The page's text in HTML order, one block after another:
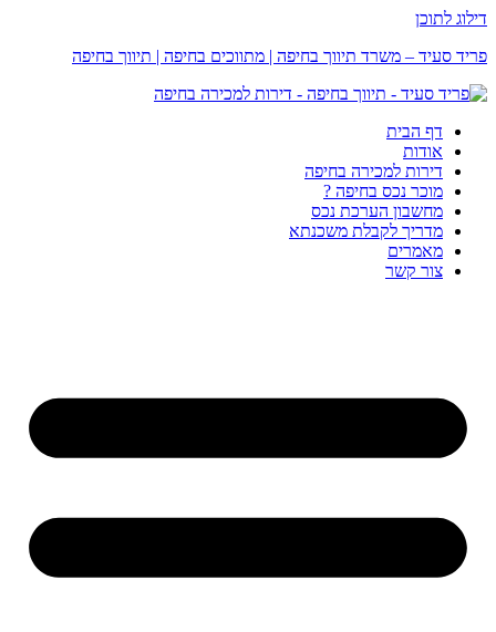
דילוג לתוכן
פריד סעיד – משרד תיווך בחיפה | מתווכים בחיפה | תיווך בחיפה
דף הבית
אודות
דירות למכירה בחיפה
מוכר נכס בחיפה ?
מחשבון הערכת נכס
מדריך לקבלת משכנתא
מאמרים
צור קשר